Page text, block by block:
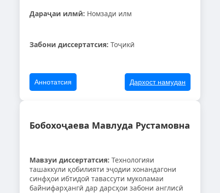
Дараҷаи илмӣ: Номзади илм
Забони диссертатсия: Тоҷикӣ
Аннотатсия Дархост намудан
Бобохоҷаева Мавлуда Рустамовна
Мавзуи диссертатсия: Технологияи
ташаккули қобилияти эҷодии хонандагони
синфҳои ибтидоӣ тавассути муколамаи
байнифарҳангӣ дар дарсҳои забони англисӣ